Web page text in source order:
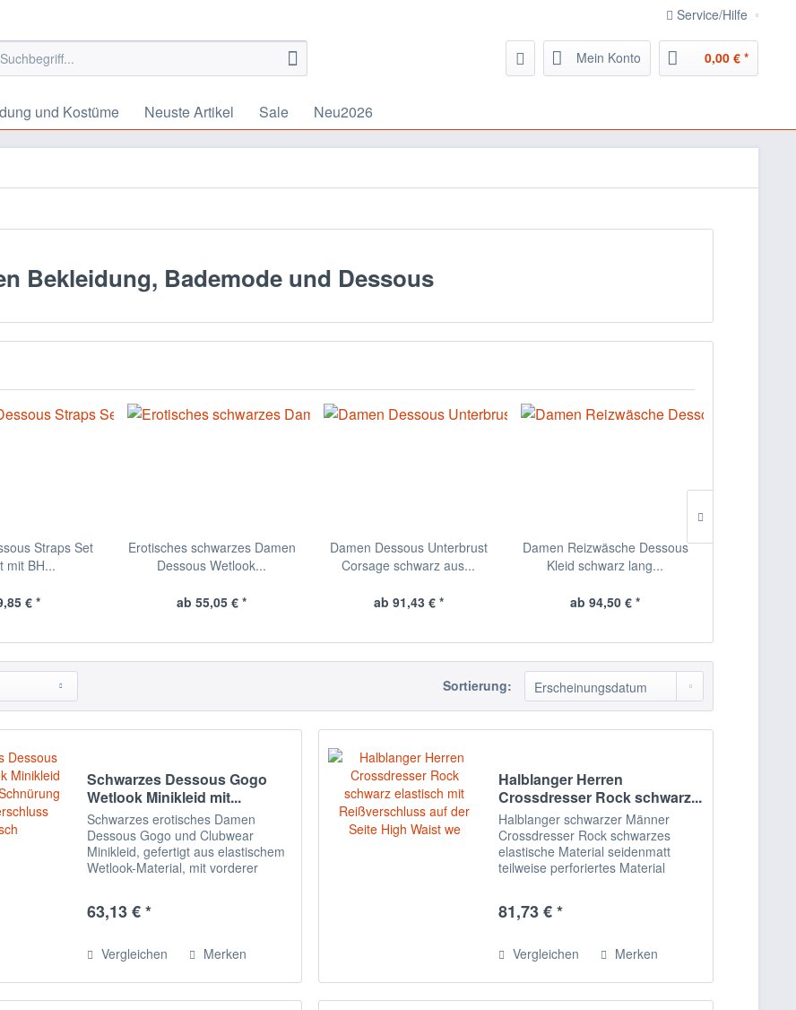
Service/Hilfe
Mein Konto 0,00 € *
und Kostüme Neuste Artikel Sale Neu2026
Bekleidung, Bademode und Dessous
Straps Set
mit BH...
€ *
Erotisches schwarzes Damen
Dessous Wetlook...
ab 55,05 € *
Damen Dessous Unterbrust
Corsage schwarz aus...
ab 91,43 € *
Damen Reizwäsche Dessous
Kleid schwarz lang...
ab 94,50 € *
Sortierung:
Schwarzes Dessous Gogo
Wetlook Minikleid mit...
Schwarzes erotisches Damen
Dessous Gogo und Clubwear
Minikleid, gefertigt aus elastischem
Wetlook-Material, mit vorderer
Artikel ist in einer Verpackung mit
63,13 € *
Vergleichen Merken
Halblanger Herren
Crossdresser Rock schwarz...
Halblanger schwarzer Männer
Crossdresser Rock schwarzes
elastische Material seidenmatt
teilweise perforiertes Material
hoher Taille und Falten. Komplett
81,73 € *
Vergleichen Merken